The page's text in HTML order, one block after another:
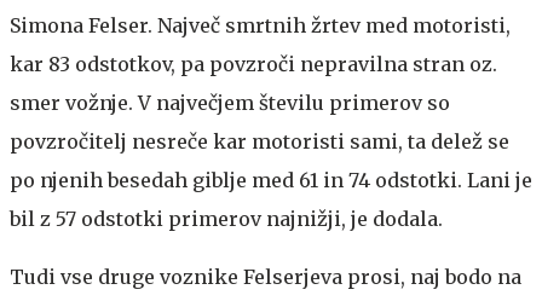
Simona Felser. Največ smrtnih žrtev med motoristi,
kar 83 odstotkov, pa povzroči nepravilna stran oz.
smer vožnje. V največjem številu primerov so
povzročitelj nesreče kar motoristi sami, ta delež se
po njenih besedah giblje med 61 in 74 odstotki. Lani je
bil z 57 odstotki primerov najnižji, je dodala.
Tudi vse druge voznike Felserjeva prosi, naj bodo na